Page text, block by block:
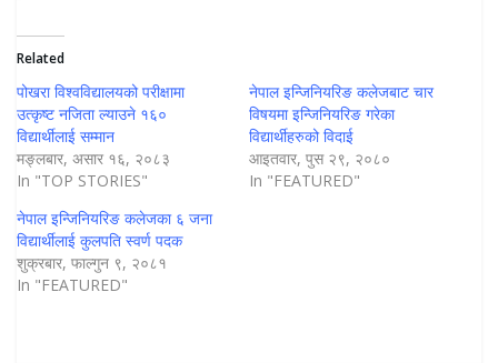
Related
पोखरा विश्वविद्यालयको परीक्षामा
उत्कृष्ट नजिता ल्याउने १६०
विद्यार्थीलाई सम्मान
मङ्लबार, असार १६, २०८३
In "TOP STORIES"
नेपाल इन्जिनियरिङ कलेजबाट चार
विषयमा इन्जिनियरिङ गरेका
विद्यार्थीहरुको विदाई
आइतवार, पुस २९, २०८०
In "FEATURED"
नेपाल इन्जिनियरिङ कलेजका ६ जना
विद्यार्थीलाई कुलपति स्वर्ण पदक
शुक्रबार, फाल्गुन ९, २०८१
In "FEATURED"